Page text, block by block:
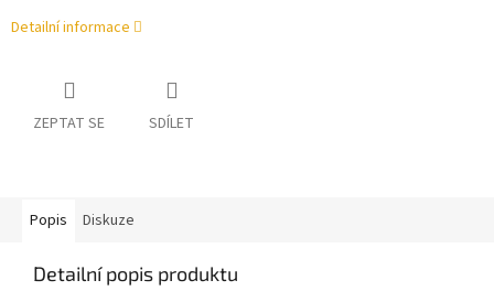
Detailní informace
ZEPTAT SE SDÍLET
Popis Diskuze
Detailní popis produktu